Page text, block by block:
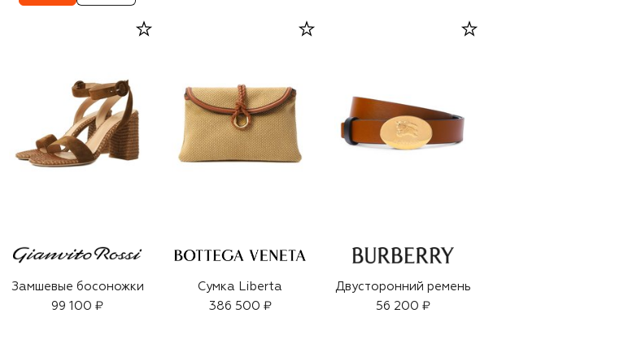
Замшевые босоножки
99 100 ₽
Сумка Liberta
386 500 ₽
Двусторонний ремень
56 200 ₽